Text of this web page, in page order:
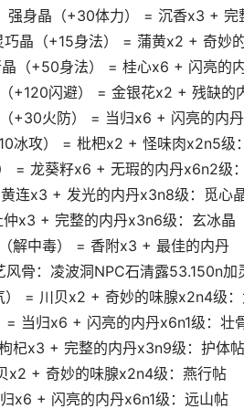
强身晶（+30体力） = 沉香x3 + 完
晶（+15身法） = 蒲黄x2 + 奇妙
（+50身法） = 桂心x6 + 闪亮的
+120闪避） = 金银花x2 + 残缺的
+30火防） = 当归x6 + 闪亮的内丹
冰攻） = 枇杷x2 + 怪味肉x2n5级：
= 龙葵籽x6 + 无瑕的内丹x6n2级：
连x3 + 发光的内丹x3n8级：觅心
x3 + 完整的内丹x3n6级：玄冰晶
解中毒） = 香附x3 + 最佳的内丹
骨：凌波洞NPC石清露53.150n加
） = 川贝x2 + 奇妙的味腺x2n4级
当归x6 + 闪亮的内丹x6n1级：壮
杞x3 + 完整的内丹x3n9级：护体帖
x2 + 奇妙的味腺x2n4级：燕行帖
x6 + 闪亮的内丹x6n1级：远山帖